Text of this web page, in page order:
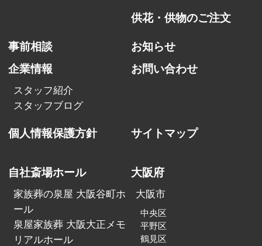
供花・供物のご注文
事前相談
お知らせ
企業情報
スタッフ紹介
スタッフブログ
お問い合わせ
個人情報保護方針 サイトマップ
自社斎場ホール
家族葬の泉屋 大阪谷町ホ
ール
泉屋家族葬 大阪大正メモ
リアルホール
大阪府
大阪市
中央区
平野区
鶴見区